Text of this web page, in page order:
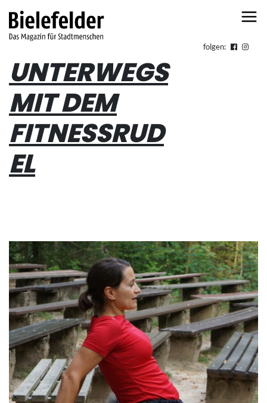
folgen:
UNTERWEGS
MIT DEM
FITNESSRUD
EL